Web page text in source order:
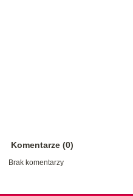
Komentarze (0)
Brak komentarzy